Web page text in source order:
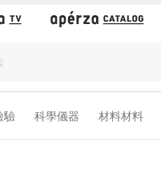
驗 科學儀器 材料材料